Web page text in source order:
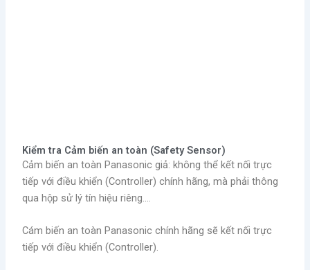
Kiểm tra Cảm biến an toàn (Safety Sensor)
Cảm biến an toàn Panasonic giả: không thể kết nối trực
tiếp với điều khiển (Controller) chính hãng, mà phải thông
qua hộp sử lý tín hiệu riêng….
Cám biến an toàn Panasonic chính hãng sẽ kết nối trực
tiếp với điều khiển (Controller).